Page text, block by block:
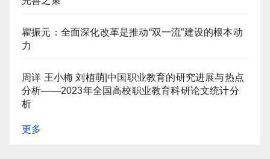
瞿振元：全面深化改革是推动“双一流”建设的根本动
力
周详 王小梅 刘植萌|中国职业教育的研究进展与热点
分析——2023年全国高校职业教育科研论文统计分
析
更多